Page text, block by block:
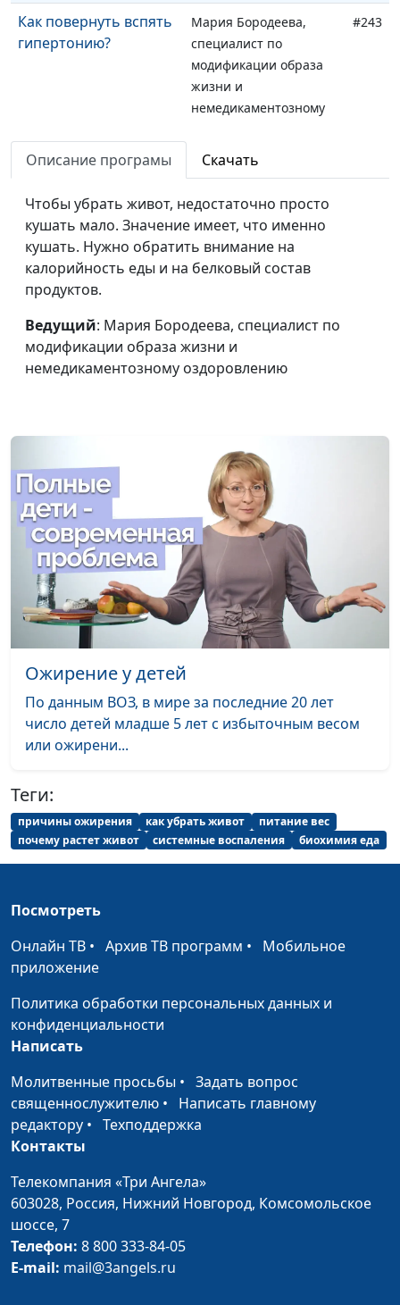
Как повернуть вспять
гипертонию?
Мария Бородеева,
специалист по
модификации образа
жизни и
немедикаментозному
#243
Как вегетарианцу
аутоиммунного
протокола?
Мария Бородеева,
модификации образа
жизни и
немедикаментозному
оздоровлению
утром нет сил?
специалист по
модификации образа
жизни и
себя энергией на
целый день?
Мария Бородеева,
специалист по
модификации образа
жизни и
немедикаментозному
оздоровлению
Что делать, если
утром трудно
вставать
Мария Бородеева,
специалист по
модификации образа
оздоровлению
#239
Как приучить себя
немедикаментозному
оздоровлению
некоторые продукты
усваиваться?
жизни и
Что делать, чтобы
набрать вес
жизни и
немедикаментозному
оздоровлению
Когда лучше делать
зарядку и бегать: с
самого утра или
вечером?
модификации образа
Описание програмы Скачать
Чтобы убрать живот, недостаточно просто
кушать мало. Значение имеет, что именно
кушать. Нужно обратить внимание на
калорийность еды и на белковый состав
продуктов.
Ведущий: Мария Бородеева, специалист по
модификации образа жизни и
немедикаментозному оздоровлению
Ожирение у детей
По данным ВОЗ, в мире за последние 20 лет
число детей младше 5 лет с избыточным весом
или ожирени...
Теги:
причины ожирения как убрать живот
питание вес
почему растет живот
системные воспаления биохимия еда
Посмотреть
Онлайн ТВ • Архив ТВ программ • Мобильное
приложение
Политика обработки персональных данных и
конфиденциальности
Написать
Молитвенные просьбы • Задать вопрос
священнослужителю • Написать главному
редактору • Техподдержка
Контакты
Телекомпания «Три Ангела»
603028, Россия, Нижний Новгород, Комсомольское
шоссе, 7
Телефон: 8 800 333-84-05
E-mail: mail@3angels.ru